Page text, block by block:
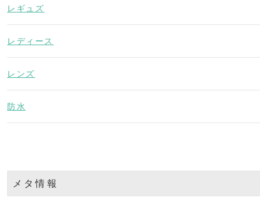
レギュズ
レディース
レンズ
防水
メタ情報